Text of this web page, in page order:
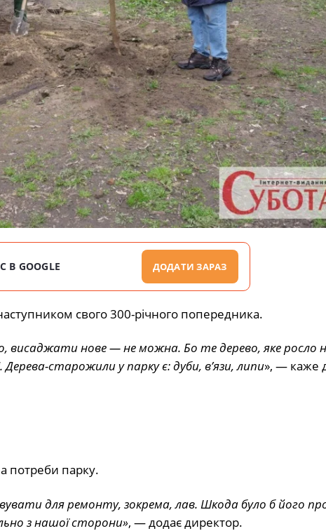
GOOGLE ДОДАТИ ЗАРАЗ
свого 300-річного попередника.
висаджати нове — не можна. Бо те дерево, яке росло
Дерева-старожили у парку є: дуби, в’язи, липи», — каже
потреби парку.
для ремонту, зокрема, лав. Шкода було б його
з нашої сторони», — додає директор.